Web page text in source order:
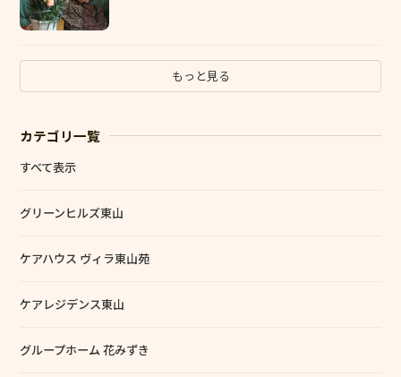
もっと見る
カテゴリ一覧
すべて表示
グリーンヒルズ東山
ケアハウス ヴィラ東山苑
ケアレジデンス東山
グループホーム 花みずき